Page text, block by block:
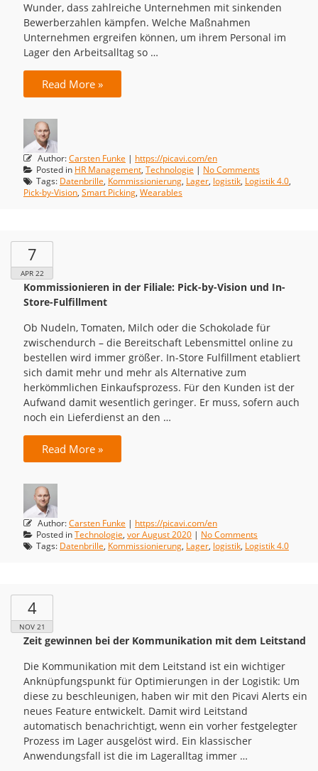
Wunder, dass zahlreiche Unternehmen mit sinkenden
Bewerberzahlen kämpfen. Welche Maßnahmen
Unternehmen ergreifen können, um ihrem Personal im
Lager den Arbeitsalltag so …
Read More »
Author:Carsten Funke | https://picavi.com/en
Posted in HR Management, Technologie | No Comments
Tags: Datenbrille, Kommissionierung, Lager, logistik, Logistik 4.0,
Pick-by-Vision, Smart Picking, Wearables
7
APR 22
Kommissionieren in der Filiale: Pick-by-Vision und In-
Store-Fulfillment
Ob Nudeln, Tomaten, Milch oder die Schokolade für
zwischendurch – die Bereitschaft Lebensmittel online zu
bestellen wird immer größer. In-Store Fulfillment etabliert
sich damit mehr und mehr als Alternative zum
herkömmlichen Einkaufsprozess. Für den Kunden ist der
Aufwand damit wesentlich geringer. Er muss, sofern auch
noch ein Lieferdienst an den …
Read More »
Author:Carsten Funke | https://picavi.com/en
Posted inTechnologie, vor August 2020 | No Comments
Tags: Datenbrille, Kommissionierung, Lager, logistik, Logistik 4.0
4
NOV 21
Zeit gewinnen bei der Kommunikation mit dem Leitstand
Die Kommunikation mit dem Leitstand ist ein wichtiger
Anknüpfungspunkt für Optimierungen in der Logistik: Um
diese zu beschleunigen, haben wir mit den Picavi Alerts ein
neues Feature entwickelt. Damit wird Leitstand
automatisch benachrichtigt, wenn ein vorher festgelegter
Prozess im Lager ausgelöst wird. Ein klassischer
Anwendungsfall ist die im Lageralltag immer …